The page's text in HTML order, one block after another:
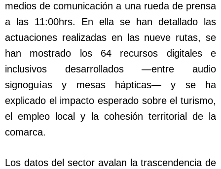
medios de comunicación a una rueda de prensa
a las 11:00hrs. En ella se han detallado las
actuaciones realizadas en las nueve rutas, se
han mostrado los 64 recursos digitales e
inclusivos desarrollados —entre audio
signoguías y mesas hápticas— y se ha
explicado el impacto esperado sobre el turismo,
el empleo local y la cohesión territorial de la
comarca.
Los datos del sector avalan la trascendencia de